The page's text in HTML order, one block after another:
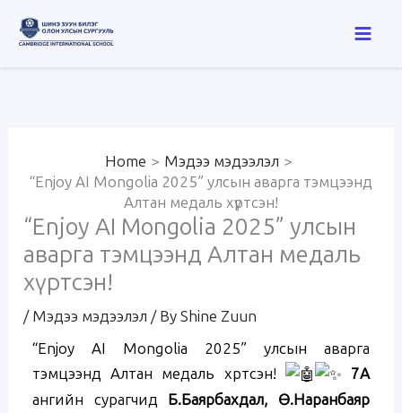
Home
Мэдээ мэдээлэл
“Enjoy AI Mongolia 2025” улсын аварга тэмцээнд
Алтан медаль хүртсэн!
“Enjoy AI Mongolia 2025” улсын
аварга тэмцээнд Алтан медаль
хүртсэн!
/ Мэдээ мэдээлэл / ByShine Zuun
“Enjoy AI Mongolia 2025” улсын аварга
тэмцээнд Алтан медаль хүртсэн!
7А
ангийн сурагчид Б.Баярбахдал, Ө.Наранбаяр